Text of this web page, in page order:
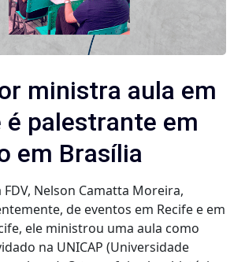
ministra aula em
é palestrante em
em Brasília
Nelson Camatta Moreira,
de eventos em Recife e em
ele ministrou uma aula como
na UNICAP (Universidade